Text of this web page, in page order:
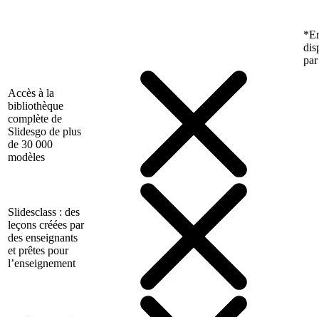
Accès à la
bibliothèque
complète de
Slidesgo de plus
de 30 000
modèles
Slidesclass : des
leçons créées par
des enseignants
et prêtes pour
l’enseignement